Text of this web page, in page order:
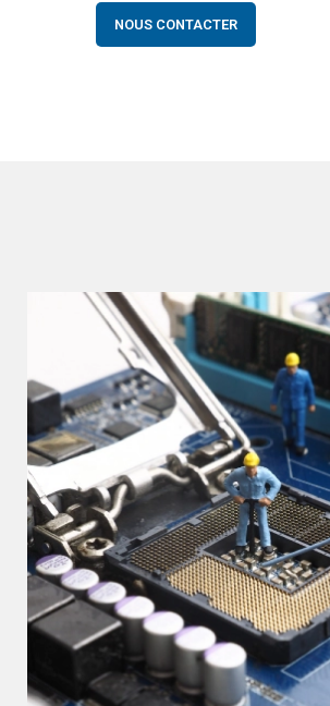
NOUS CONTACTER